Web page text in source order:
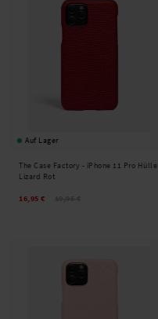
Auf Lager
The Case Factory - iPhone 11 Pro Hülle
Lizard Rot
16,95 €